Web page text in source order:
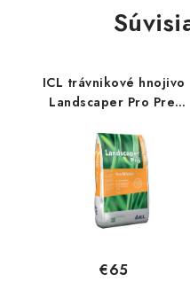
ICL trávnikové hnojivo
Landscaper Pro Pre-
ODBER
€65